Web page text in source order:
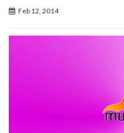
Feb 12, 2014